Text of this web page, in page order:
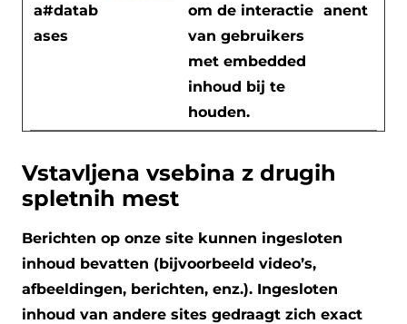
a#datab
ases
om de interactie
van gebruikers
met embedded
inhoud bij te
houden.
anent
Vstavljena vsebina z drugih
spletnih mest
Berichten op onze site kunnen ingesloten
inhoud bevatten (bijvoorbeeld video’s,
afbeeldingen, berichten, enz.). Ingesloten
inhoud van andere sites gedraagt zich exact